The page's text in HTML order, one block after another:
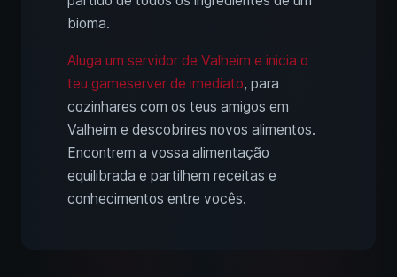
bioma.
Aluga um servidor de Valheim e inicia o
teu gameserver de imediato, para
cozinhares com os teus amigos em
Valheim e descobrires novos alimentos.
Encontrem a vossa alimentação
equilibrada e partilhem receitas e
conhecimentos entre vocês.